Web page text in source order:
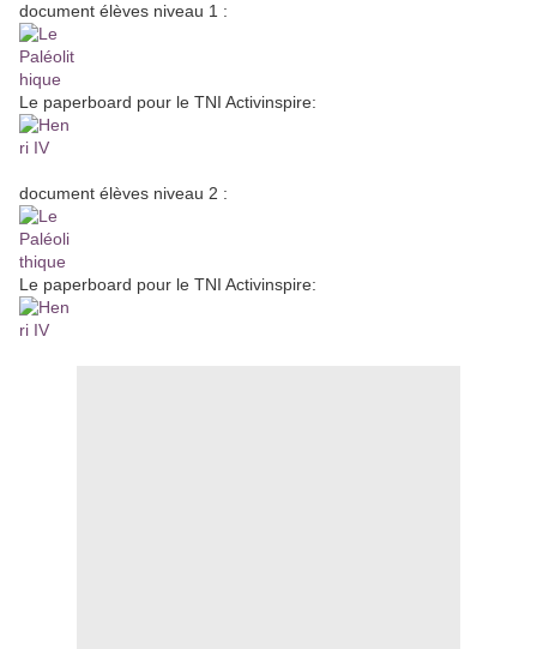
document élèves niveau 1 :
Le paperboard pour le TNI Activinspire:
document élèves niveau 2 :
Le paperboard pour le TNI Activinspire: